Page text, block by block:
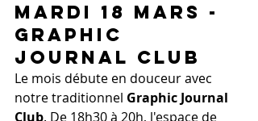
Mardi 18 Mars -
Graphic
Journal Club
Le mois débute en douceur avec
notre traditionnel Graphic Journal
Club. De 18h30 à 20h, l'espace de